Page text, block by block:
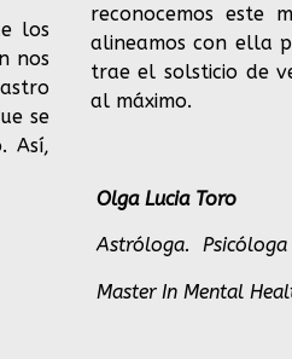
los
nos
se
Así,
reconocemos este
alineamos con ella
trae el solsticio de
al máximo.
Olga Lucia Toro
Astróloga.
Master In Mental